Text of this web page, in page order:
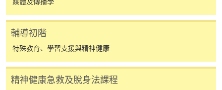
課程負責人會為學員送上「註冊及學費通知」
(「通知」)，請填妥有關「通知」，並親往報名中
心或以郵遞方式，遞交「通知」及繳交所需費用。
有關繳費詳情，請參閱付款方法
輔導初階
特殊教育、學習支援與精神健康
精神健康急救及脫身法課程